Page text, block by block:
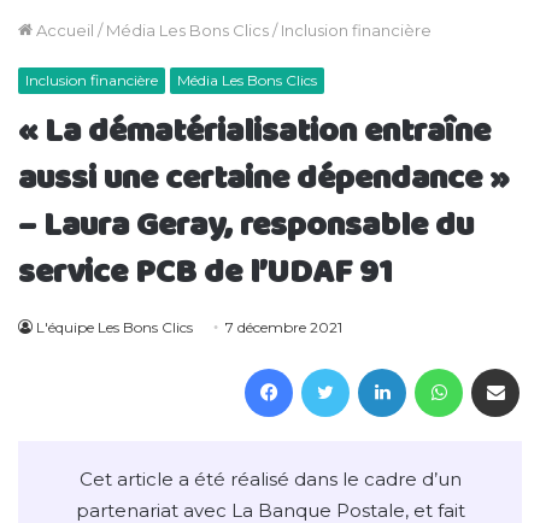
Accueil / Média Les Bons Clics/ Inclusion financière
Inclusion financière Média Les Bons Clics
« La dématérialisation entraîne
aussi une certaine dépendance »
– Laura Geray, responsable du
service PCB de l’UDAF 91
L'équipe Les Bons Clics 7 décembre 2021
FacebookTwitter Linkedin
Cet article a été réalisé dans le cadre d’un
partenariat avec La Banque Postale, et fait